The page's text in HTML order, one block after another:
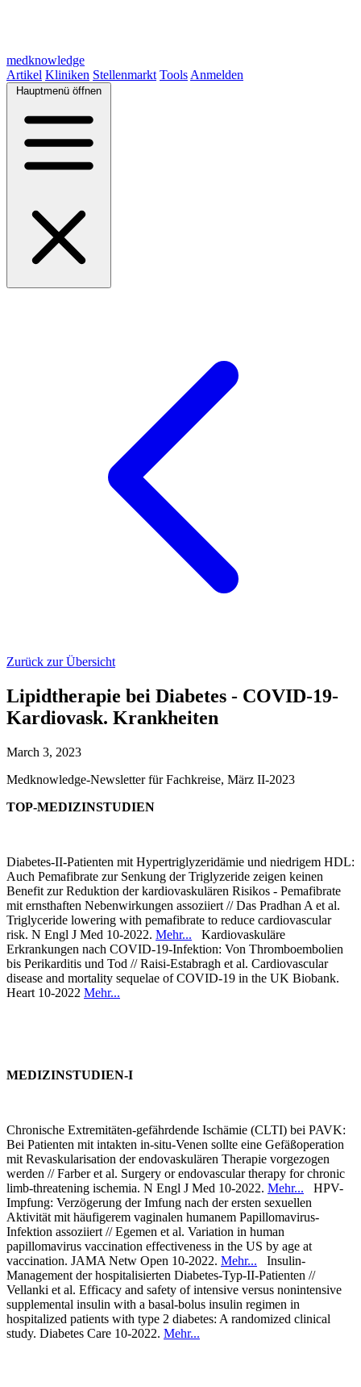
medknowledge
Artikel Kliniken Stellenmarkt Tools Anmelden
Hauptmenü öffnen
Zurück zur Übersicht
Lipidtherapie bei Diabetes - COVID-19-
Kardiovask. Krankheiten
March 3, 2023
Medknowledge-Newsletter für Fachkreise, März II-2023
TOP-MEDIZINSTUDIEN
Diabetes-II-Patienten mit Hypertriglyzeridämie und niedrigem HDL:
Auch Pemafibrate zur Senkung der Triglyzeride zeigen keinen
Benefit zur Reduktion der kardiovaskulären Risikos - Pemafibrate
mit ernsthaften Nebenwirkungen assoziiert // Das Pradhan A et al.
Triglyceride lowering with pemafibrate to reduce cardiovascular
risk. N Engl J Med 10-2022. Mehr... Kardiovaskuläre
Erkrankungen nach COVID-19-Infektion: Von Thromboembolien
bis Perikarditis und Tod // Raisi-Estabragh et al. Cardiovascular
disease and mortality sequelae of COVID-19 in the UK Biobank.
Heart 10-2022 Mehr...
MEDIZINSTUDIEN-I
Chronische Extremitäten-gefährdende Ischämie (CLTI) bei PAVK:
Bei Patienten mit intakten in-situ-Venen sollte eine Gefäßoperation
mit Revaskularisation der endovaskulären Therapie vorgezogen
werden // Farber et al. Surgery or endovascular therapy for chronic
limb-threatening ischemia. N Engl J Med 10-2022. Mehr... HPV-
Impfung: Verzögerung der Imfung nach der ersten sexuellen
Aktivität mit häufigerem vaginalen humanem Papillomavirus-
Infektion assoziiert // Egemen et al. Variation in human
papillomavirus vaccination effectiveness in the US by age at
vaccination. JAMA Netw Open 10-2022. Mehr... Insulin-
Management der hospitalisierten Diabetes-Typ-II-Patienten //
Vellanki et al. Efficacy and safety of intensive versus nonintensive
supplemental insulin with a basal-bolus insulin regimen in
hospitalized patients with type 2 diabetes: A randomized clinical
study. Diabetes Care 10-2022. Mehr...